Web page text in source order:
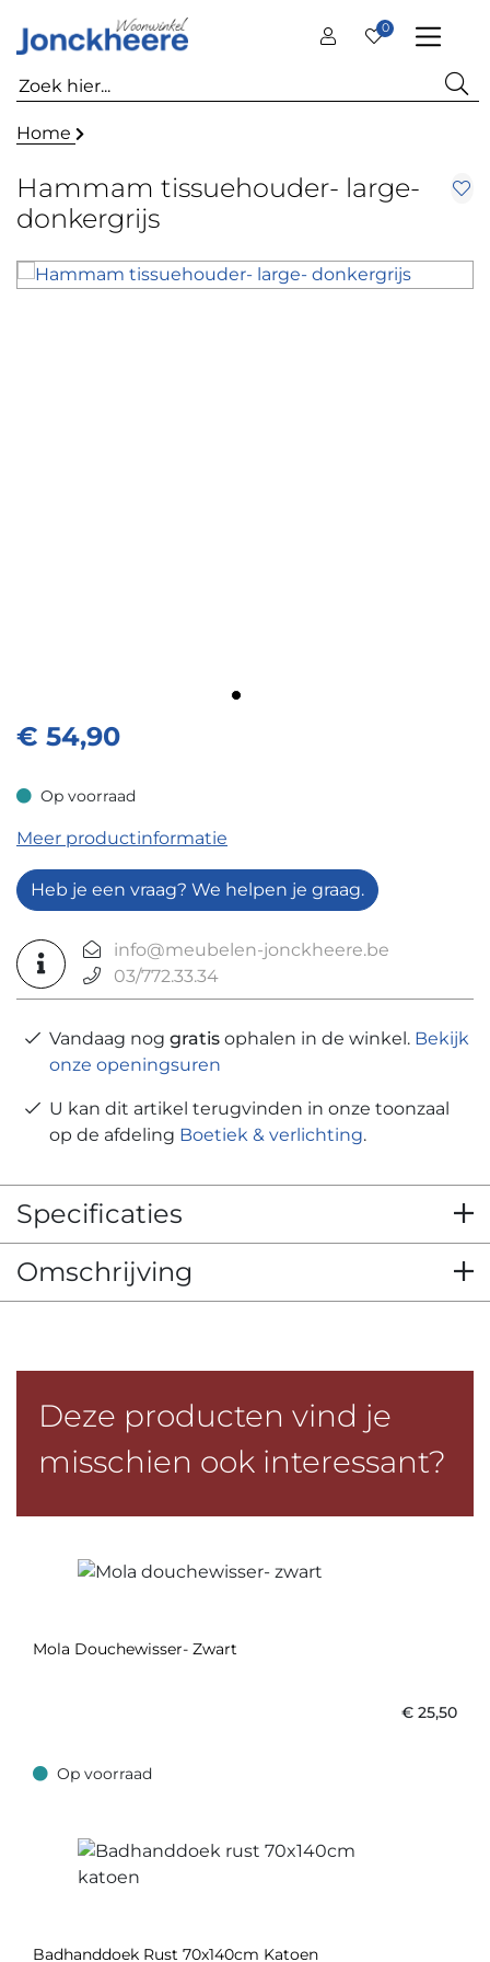
0
Home
Hammam tissuehouder- large-
donkergrijs
€ 54,90
Op voorraad
Op voorraad
Meer productinformatie
Heb je een vraag? We helpen je graag.
info@meubelen-jonckheere.be
03/772.33.34
Vandaag nog gratis ophalen in de winkel. Bekijk
onze openingsuren
U kan dit artikel terugvinden in onze toonzaal
op de afdeling Boetiek & verlichting.
Specificaties
Omschrijving
Deze producten vind je
misschien ook interessant?
Mola Douchewisser- Zwart
€ 25,50
Op voorraad
Op voorraad
Badhanddoek Rust 70x140cm Katoen